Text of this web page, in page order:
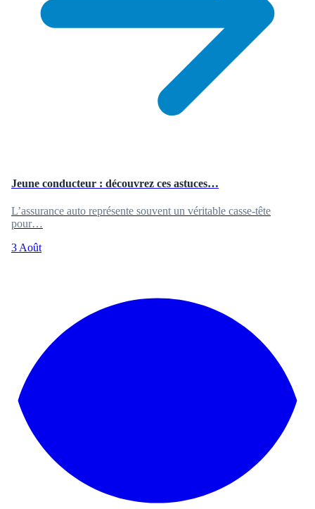
Jeune conducteur : découvrez ces astuces…
L’assurance auto représente souvent un véritable casse-tête
pour…
3 Août